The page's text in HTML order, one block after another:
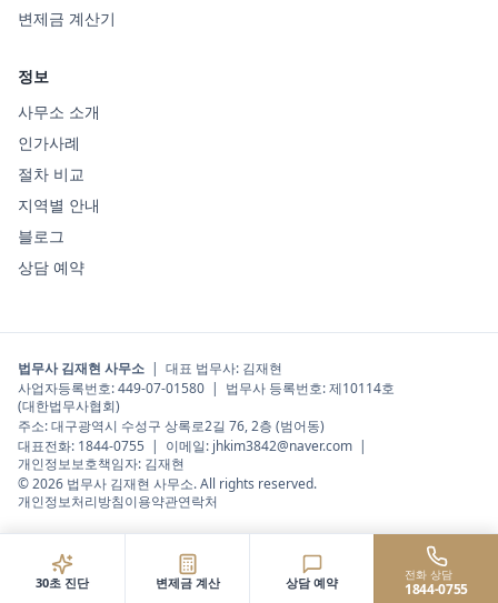
변제금 계산기
정보
사무소 소개
인가사례
절차 비교
지역별 안내
블로그
상담 예약
법무사 김재현 사무소 | 대표 법무사: 김재현
사업자등록번호:449-07-01580 | 법무사 등록번호:제10114호
(대한법무사협회)
주소:대구광역시 수성구 상록로2길 76, 2층 (범어동)
대표전화: 1844-0755 | 이메일: jhkim3842@naver.com |
개인정보보호책임자: 김재현
©2026 법무사 김재현 사무소. All rights reserved.
개인정보처리방침이용약관연락처
30초 진단 변제금 계산 상담 예약 전화 상담
1844-0755